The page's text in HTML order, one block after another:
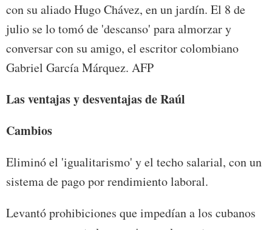
con su aliado Hugo Chávez, en un jardín. El 8 de
julio se lo tomó de 'descanso' para almorzar y
conversar con su amigo, el escritor colombiano
Gabriel García Márquez. AFP
Las ventajas y desventajas de Raúl
Cambios
Eliminó el 'igualitarismo' y el techo salarial, con un
sistema de pago por rendimiento laboral.
Levantó prohibiciones que impedían a los cubanos